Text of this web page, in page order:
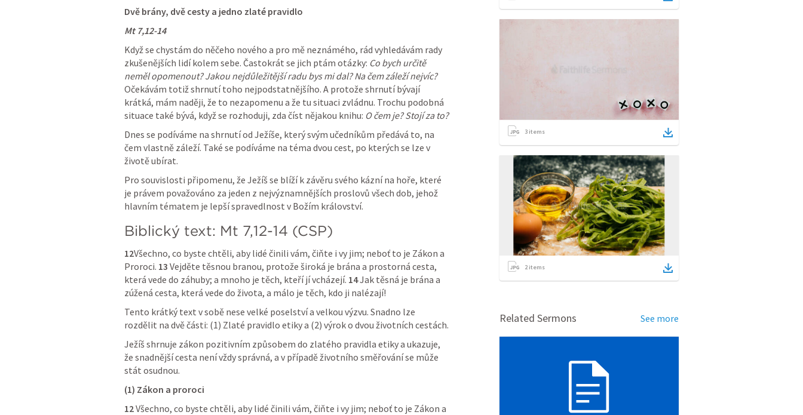
Dvě brány, dvě cesty a jedno zlaté pravidlo
Mt 7,12-14
Když se chystám do něčeho nového a pro mě neznámého, rád vyhledávám rady
zkušenějších lidí kolem sebe. Častokrát se jich ptám otázky: Co bych určitě
neměl opomenout? Jakou nejdůležitější radu bys mi dal? Na čem záleží nejvíc?
Očekávám totiž shrnutí toho nejpodstatnějšího. A protože shrnutí bývají
krátká, mám naději, že to nezapomenu a že tu situaci zvládnu. Trochu podobná
situace také bývá, když se rozhoduji, zda číst nějakou knihu: O čem je? Stojí za to?
Dnes se podíváme na shrnutí od Ježíše, který svým učedníkům předává to, na
čem vlastně záleží. Také se podíváme na téma dvou cest, po kterých se lze v
životě ubírat.
Pro souvislosti připomenu, že Ježíš se blíží k závěru svého kázní na hoře, které
je právem považováno za jeden z nejvýznamnějších proslovů všech dob, jehož
hlavním tématem je lepší spravedlnost v Božím království.
Biblický text: Mt 7,12-14 (ČSP)
12Všechno, co byste chtěli, aby lidé činili vám, čiňte i vy jim; neboť to je Zákon a
Proroci. 13 Vejděte těsnou branou, protože široká je brána a prostorná cesta,
která vede do záhuby; a mnoho je těch, kteří jí vcházejí. 14 Jak těsná je brána a
zúžená cesta, která vede do života, a málo je těch, kdo ji nalézají!
Tento krátký text v sobě nese velké poselství a velkou výzvu. Snadno lze
rozdělit na dvě části: (1) Zlaté pravidlo etiky a (2) výrok o dvou životních cestách.
Ježíš shrnuje zákon pozitivním způsobem do zlatého pravidla etiky a ukazuje,
že snadnější cesta není vždy správná, a v případě životního směřování se může
stát osudnou.
(1) Zákon a proroci
12 Všechno, co byste chtěli, aby lidé činili vám, čiňte i vy jim; neboť to je Zákon a
3 items
2items
Related Sermons See more